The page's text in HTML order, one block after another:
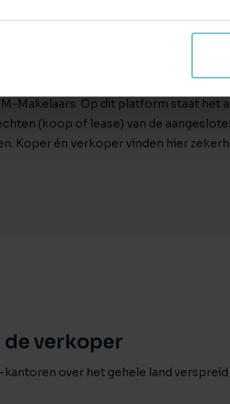
via
melkveefosfaatrechten werken we
Makelaars. Op dit platform staat het
(koop of lease) van de
Koper én verkoper vinden hier
verkoper
kantoren over het gehele land